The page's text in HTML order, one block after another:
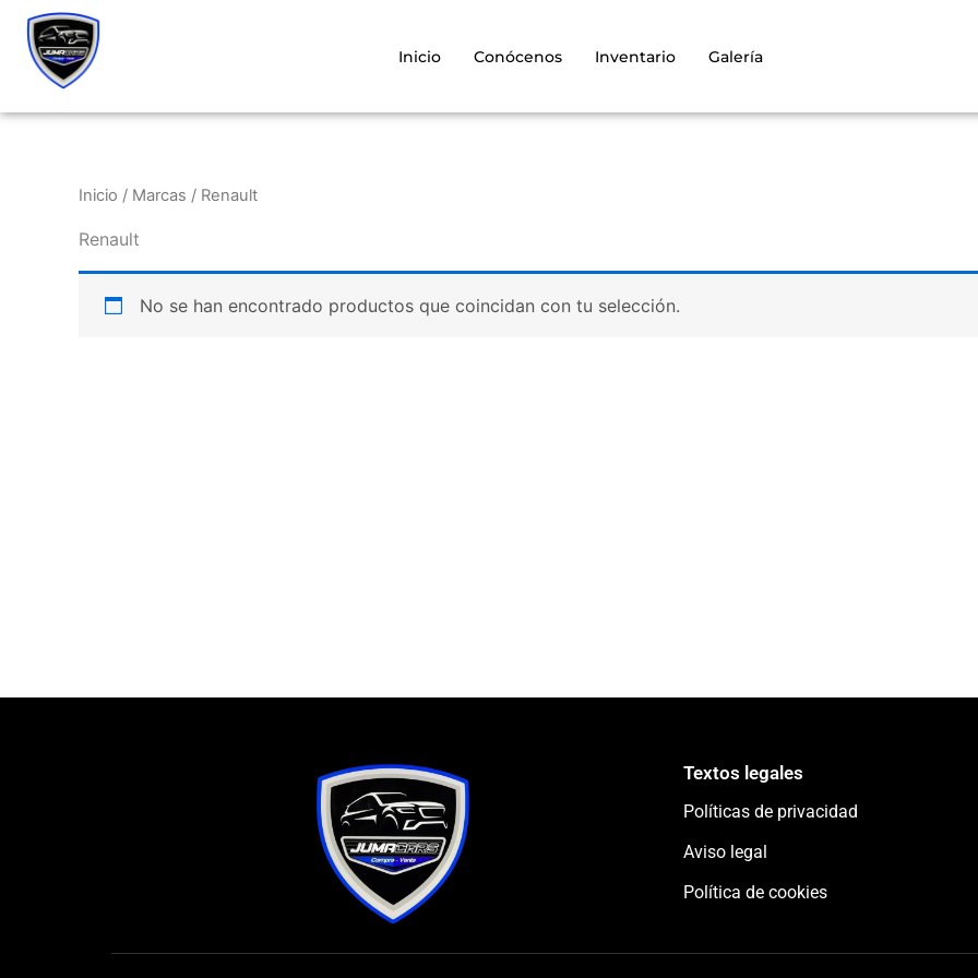
contenido
Inicio Conócenos Inventario Galería
Inicio / Marcas / Renault
Renault
No se han encontrado productos que coincidan con tu selección.
Textos legales
Políticas de privacidad
Aviso legal
Política de cookies